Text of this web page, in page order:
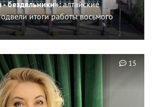
- бездельники»:алтайские
итоги работы восьмого
15